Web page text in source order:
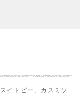
イトピー、カスミソ